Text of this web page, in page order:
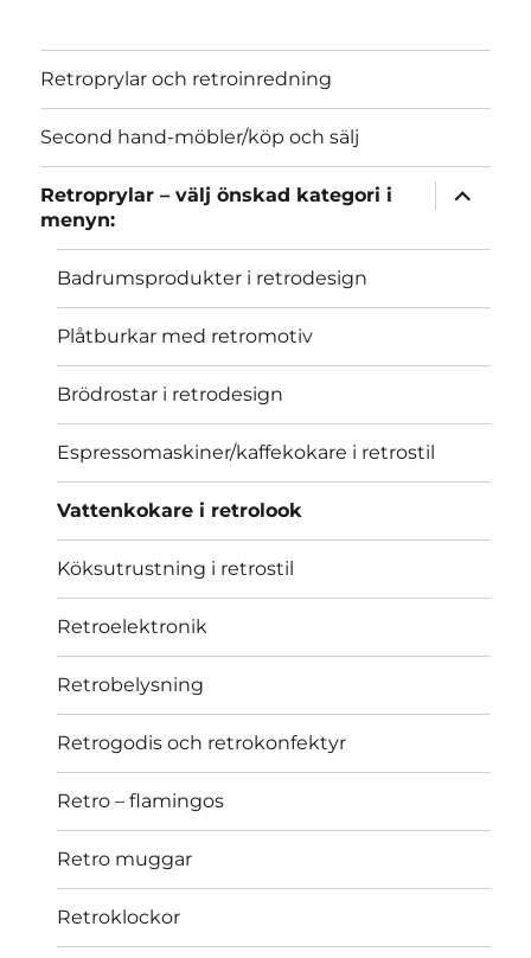
Retroprylar och retroinredning
Second hand-möbler/köp och sälj
Retroprylar – välj önskad kategori i
menyn:
expand
child
Badrumsprodukter i retrodesign
Plåtburkar med retromotiv
Brödrostar i retrodesign
Espressomaskiner/kaffekokare i retrostil
Vattenkokare i retrolook
Köksutrustning i retrostil
Retroelektronik
Retrobelysning
Retrogodis och retrokonfektyr
Retro – flamingos
Retro muggar
Retroklockor